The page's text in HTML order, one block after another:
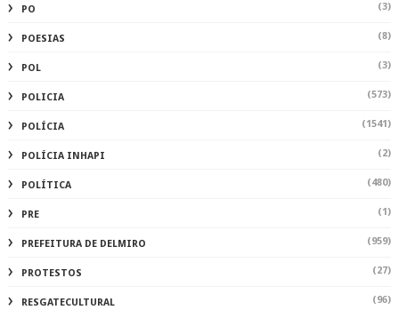
PO (3)
POESIAS (8)
POL (3)
POLICIA (573)
POLÍCIA (1541)
POLÍCIA INHAPI (2)
POLÍTICA (480)
PRE (1)
PREFEITURA DE DELMIRO (959)
PROTESTOS (27)
RESGATECULTURAL (96)